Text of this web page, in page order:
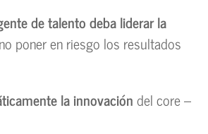
de talento deba liderar la
poner en riesgo los resultados
la innovacióndel core –